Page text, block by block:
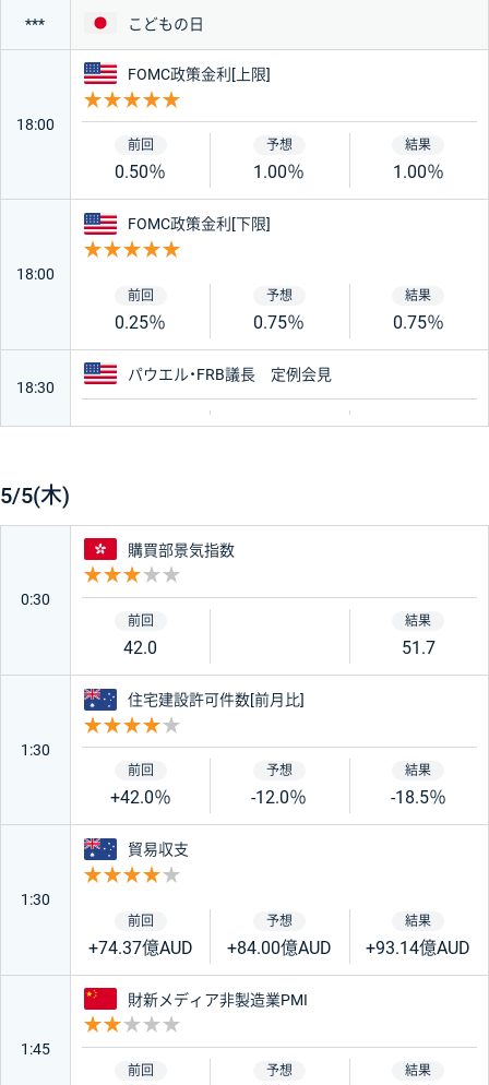
*** 日本
こどもの日
18:00
アメリカ
FOMC政策金利[上限]
0.50％ 1.00％ 1.00％
18:00
アメリカ
FOMC政策金利[下限]
0.25％ 0.75％ 0.75％
18:30
アメリカ
パウエル・FRB議長 定例会見
5/5(木)
0:30
香港
購買部景気指数
42.0 51.7
1:30
オーストラリア
住宅建設許可件数[前月比]
+42.0％ -12.0％ -18.5％
1:30
オーストラリア
貿易収支
+74.37億AUD +84.00億AUD +93.14億AUD
1:45
中国
財新メディア非製造業PMI